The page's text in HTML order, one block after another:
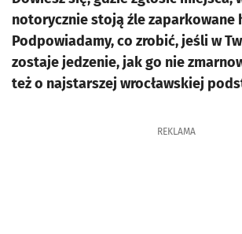
notorycznie stoją źle zaparkowane
Podpowiadamy, co zrobić, jeśli w
zostaje jedzenie, jak go nie
też o najstarszej wrocławskiej
REKLAMA